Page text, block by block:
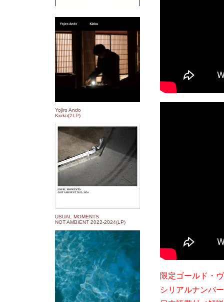
Yojiro Ando
Kioku(2LP)
USUAL MOMENTS
NOT AMBIENT 2022​-​2024(LP)
限定ゴールド・
シリアルナンバ